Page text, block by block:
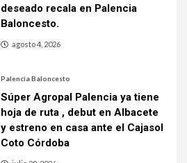
deseado recala en Palencia
Baloncesto.
agosto 4, 2026
Palencia Baloncesto
Súper Agropal Palencia ya tiene
hoja de ruta , debut en Albacete
y estreno en casa ante el Cajasol
Coto Córdoba